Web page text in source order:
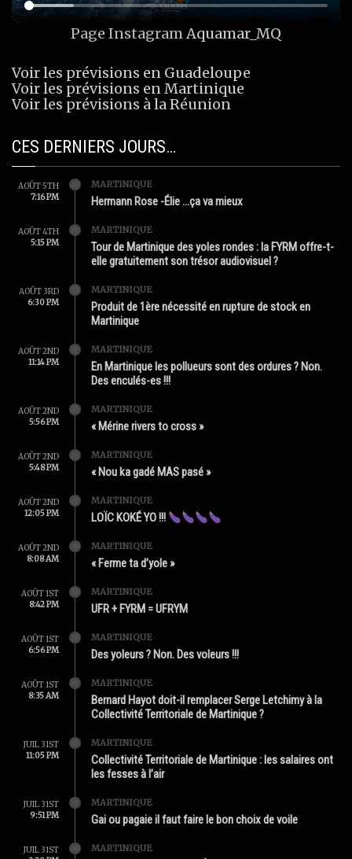
Page InstagramAquamar_MQ
Voir les prévisions en Guadeloupe
Voir les prévisions en Martinique
Voir les prévisions à la Réunion
CES DERNIERS JOURS…
AOÛT 5TH
7:16 PM
MARTINIQUE
Hermann Rose -Élie …ça va mieux
AOÛT 4TH
5:15 PM
MARTINIQUE
Tour de Martinique des yoles rondes : la FYRM offre-t-
elle gratuitement son trésor audiovisuel ?
AOÛT 3RD
6:30 PM
MARTINIQUE
Produit de 1ère nécessité en rupture de stock en
Martinique
AOÛT 2ND
11:14 PM
MARTINIQUE
En Martinique les pollueurs sont des ordures ? Non.
Des enculés-es !!!
AOÛT 2ND
5:56 PM
MARTINIQUE
« Mérine rivers to cross »
AOÛT 2ND
5:48 PM
MARTINIQUE
« Nou ka gadé MAS pasé »
AOÛT 2ND
12:05 PM
MARTINIQUE
LOÏC KOKÉ YO !!!
AOÛT 2ND
8:08 AM
MARTINIQUE
« Ferme ta d’yole »
AOÛT 1ST
8:42 PM
MARTINIQUE
UFR + FYRM = UFRYM
AOÛT 1ST
6:56 PM
MARTINIQUE
Des yoleurs ? Non. Des voleurs !!!
AOÛT 1ST
8:35 AM
MARTINIQUE
Bernard Hayot doit-il remplacer Serge Letchimy à la
Collectivité Territoriale de Martinique ?
JUIL 31ST
11:05 PM
MARTINIQUE
Collectivité Territoriale de Martinique : les salaires ont
les fesses à l’air
JUIL 31ST
9:51 PM
MARTINIQUE
Gai ou pagaie il faut faire le bon choix de voile
JUIL 31ST
MARTINIQUE